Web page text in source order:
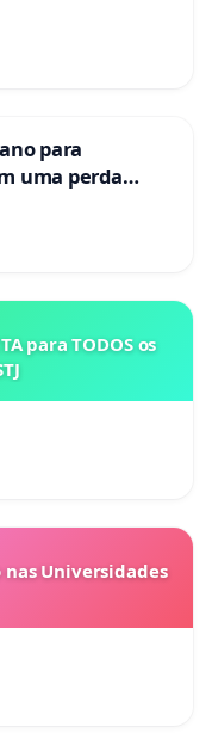
para
uma perda
para TODOS os
Universidades